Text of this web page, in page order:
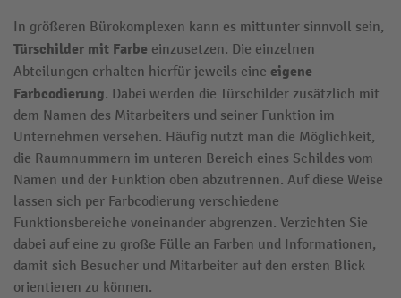
In größeren Bürokomplexen kann es mittunter sinnvoll sein,
Türschilder mit Farbe einzusetzen. Die einzelnen
Abteilungen erhalten hierfür jeweils eine eigene
Farbcodierung. Dabei werden die Türschilder zusätzlich mit
dem Namen des Mitarbeiters und seiner Funktion im
Unternehmen versehen. Häufig nutzt man die Möglichkeit,
die Raumnummern im unteren Bereich eines Schildes vom
Namen und der Funktion oben abzutrennen. Auf diese Weise
lassen sich per Farbcodierung verschiedene
Funktionsbereiche voneinander abgrenzen. Verzichten Sie
dabei auf eine zu große Fülle an Farben und Informationen,
damit sich Besucher und Mitarbeiter auf den ersten Blick
orientieren zu können.